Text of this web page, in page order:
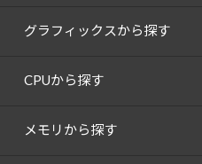
グラフィックスから探す
CPUから探す
メモリから探す